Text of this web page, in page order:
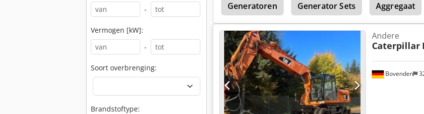
-
Vermogen [kW]:
-
Soort overbrenging:
Brandstoftype:
Generatoren
Generator Sets Aggregaat
Graafmachine Mobiele Koeling
Bovenden
Andere
Caterpillar